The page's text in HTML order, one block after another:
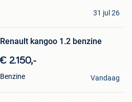
31 jul 26
Renault kangoo 1.2 benzine
€ 2.150,-
Benzine Vandaag